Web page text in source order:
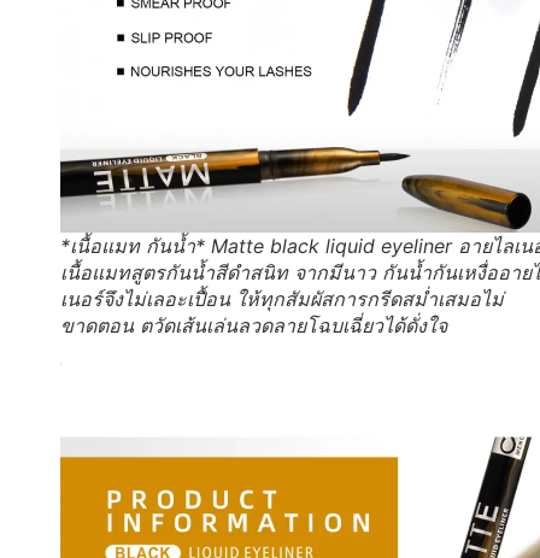
*เนื้อแมท กันน้ำ* Matte black liquid eyeliner อายไลเน
เนื้อแมทสูตรกันน้ำสีดำสนิท จากมีนาว กันน้ำกันเหงื่ออาย
เนอร์จึงไม่เลอะเปื้อน ให้ทุกสัมผัสการกรีดสม่ำเสมอไม่
ขาดตอน ตวัดเส้นเล่นลวดลายโฉบเฉี่ยวได้ดั่งใจ